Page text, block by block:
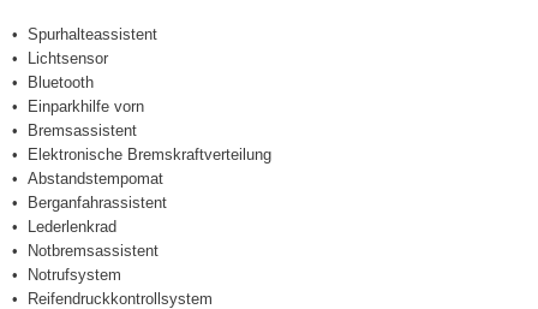
Spurhalteassistent
Lichtsensor
Bluetooth
Einparkhilfe vorn
Bremsassistent
Elektronische Bremskraftverteilung
Abstandstempomat
Berganfahrassistent
Lederlenkrad
Notbremsassistent
Notrufsystem
Reifendruckkontrollsystem